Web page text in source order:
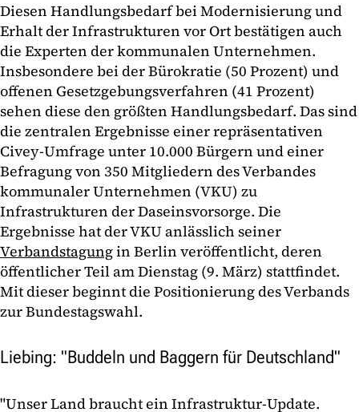
Diesen Handlungsbedarf bei Modernisierung und
Erhalt der Infrastrukturen vor Ort bestätigen auch
die Experten der kommunalen Unternehmen.
Insbesondere bei der Bürokratie (50 Prozent) und
offenen Gesetzgebungsverfahren (41 Prozent)
sehen diese den größten Handlungsbedarf. Das sind
die zentralen Ergebnisse einer repräsentativen
Civey-Umfrage unter 10.000 Bürgern und einer
Befragung von 350 Mitgliedern des Verbandes
kommunaler Unternehmen (VKU) zu
Infrastrukturen der Daseinsvorsorge. Die
Ergebnisse hat der VKU anlässlich seiner
Verbandstagungin Berlin veröffentlicht, deren
öffentlicher Teil am Dienstag (9. März) stattfindet.
Mit dieser beginnt die Positionierung des Verbands
zur Bundestagswahl.
Liebing: "Buddeln und Baggern für Deutschland"
"Unser Land braucht ein Infrastruktur-Update.